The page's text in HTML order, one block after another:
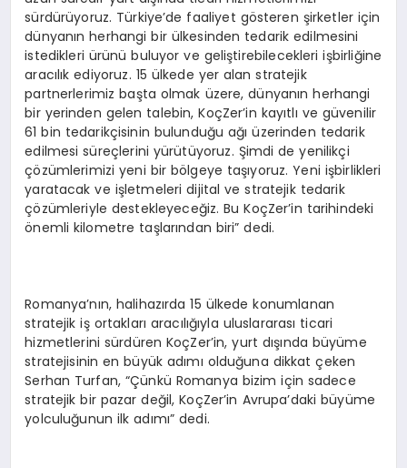
sürdürüyoruz. Türkiye’de faaliyet gösteren şirketler için
dünyanın herhangi bir ülkesinden tedarik edilmesini
istedikleri ürünü buluyor ve geliştirebilecekleri işbirliğine
aracılık ediyoruz. 15 ülkede yer alan stratejik
partnerlerimiz başta olmak üzere, dünyanın herhangi
bir yerinden gelen talebin, KoçZer’in kayıtlı ve güvenilir
61 bin tedarikçisinin bulunduğu ağı üzerinden tedarik
edilmesi süreçlerini yürütüyoruz. Şimdi de yenilikçi
çözümlerimizi yeni bir bölgeye taşıyoruz. Yeni işbirlikleri
yaratacak ve işletmeleri dijital ve stratejik tedarik
çözümleriyle destekleyeceğiz. Bu KoçZer’in tarihindeki
önemli kilometre taşlarından biri” dedi.
Romanya’nın, halihazırda 15 ülkede konumlanan
stratejik iş ortakları aracılığıyla uluslararası ticari
hizmetlerini sürdüren KoçZer’in, yurt dışında büyüme
stratejisinin en büyük adımı olduğuna dikkat çeken
Serhan Turfan, “Çünkü Romanya bizim için sadece
stratejik bir pazar değil, KoçZer’in Avrupa’daki büyüme
yolculuğunun ilk adımı” dedi.